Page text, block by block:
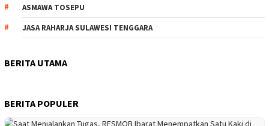
ASMAWA TOSEPU
JASA RAHARJA SULAWESI TENGGARA
BERITA UTAMA
BERITA POPULER